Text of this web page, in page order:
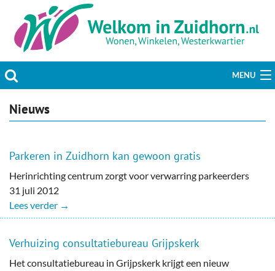
MENU
Actueel
Welzijn & Maatschappij
Bedrijven
Prikbord & Aanbiedingen
Plaats bericht
Nieuws
Parkeren in Zuidhorn kan gewoon gratis
Herinrichting centrum zorgt voor verwarring parkeerders
31 juli 2012
Lees verder →
Verhuizing consultatiebureau Grijpskerk
Het consultatiebureau in Grijpskerk krijgt een nieuw